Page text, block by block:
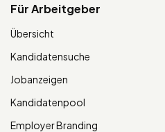
Für Arbeitgeber
Übersicht
Kandidatensuche
Jobanzeigen
Kandidatenpool
Employer Branding